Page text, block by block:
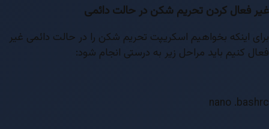
غیر فعال کردن تحریم شکن در حالت دائمی
برای اینکه بخواهیم اسکریپت تحریم شکن را در حالت دائمی غیر
فعال کنیم باید مراحل زیر به درستی انجام شود:
nano .bashrc